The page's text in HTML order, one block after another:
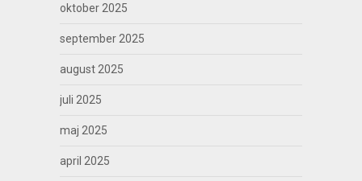
oktober 2025
september 2025
august 2025
juli 2025
maj 2025
april 2025